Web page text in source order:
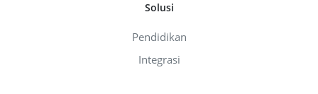
Solusi
Pendidikan
Integrasi